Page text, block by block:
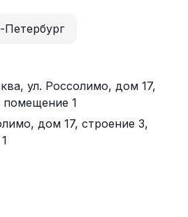
Петербург
ул. Россолимо, дом 17,
помещение 1